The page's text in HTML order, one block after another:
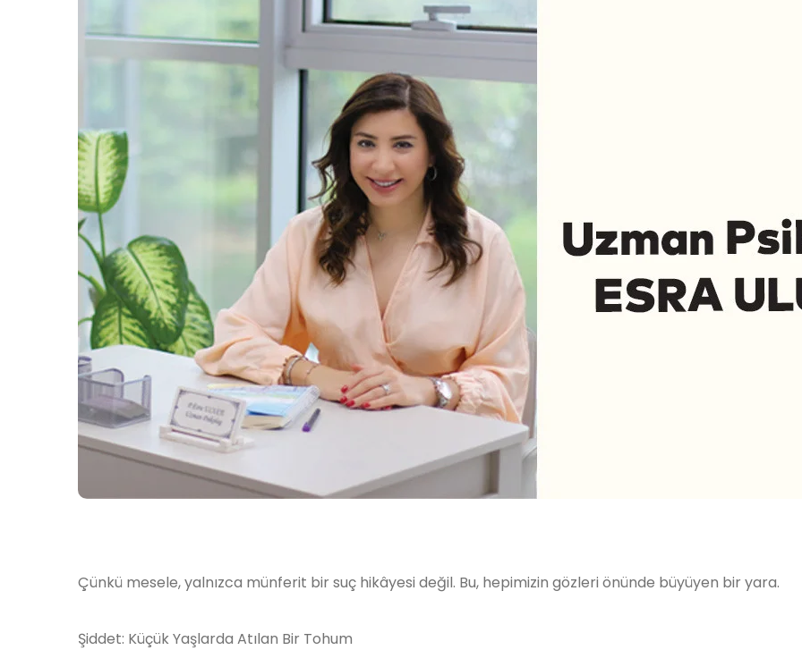
Çünkü mesele, yalnızca münferit bir suç hikâyesi değil. Bu, hepimizin gözleri önünde büyüyen bir yara.
Şiddet: Küçük Yaşlarda Atılan Bir Tohum